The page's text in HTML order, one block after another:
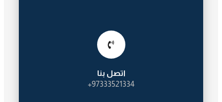
اتصل بنا
97333521334+